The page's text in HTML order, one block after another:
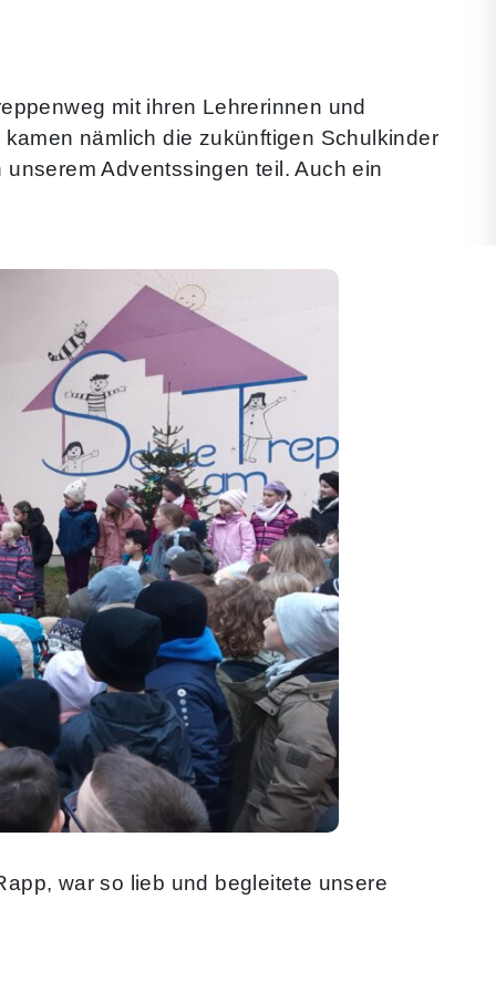
mit ihren Lehrerinnen und
nämlich die zukünftigen Schulkinder
Adventssingen teil. Auch ein
war so lieb und begleitete unsere